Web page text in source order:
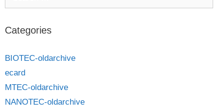
Categories
BIOTEC-oldarchive
ecard
MTEC-oldarchive
NANOTEC-oldarchive